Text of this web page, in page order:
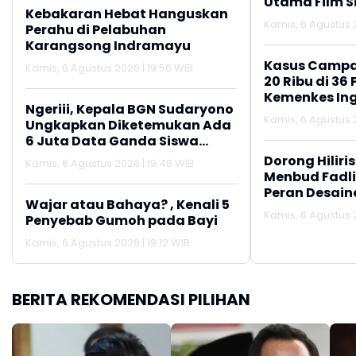
Kebakaran Hebat Hanguskan
Perahu di Pelabuhan
Karangsong Indramayu
Kamis, 6 Agustus 2026 | 19:56 WIB
Ngeriii, Kepala BGN Sudaryono
Ungkapkan Diketemukan Ada
6 Juta Data Ganda Siswa
Penerima MBG
Kamis, 6 Agustus 2026 | 19:48 WIB
Wajar atau Bahaya? , Kenali 5
Penyebab Gumoh pada Bayi
Kamis, 6 Agustus 2026 | 19:12 WIB
Kamis, 6 Agustus
Kasus
20 Ribu di 36
Kemenkes
Pentingnya
Lanjutan
Kamis, 6 Agustus
Dorong
Menbud
Peran
Wastra ke
Kamis, 6 Agustus
BERITA REKOMENDASI PILIHAN